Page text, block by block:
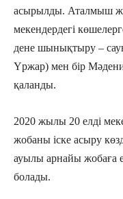
асырылды. Аталмыш
мекендердегі
дене шынықтыру –
Үржар) мен бір
қаланды.
2020 жылы 20 елді
жобаны іске асыру
ауылы арнайы жобаға
болады.